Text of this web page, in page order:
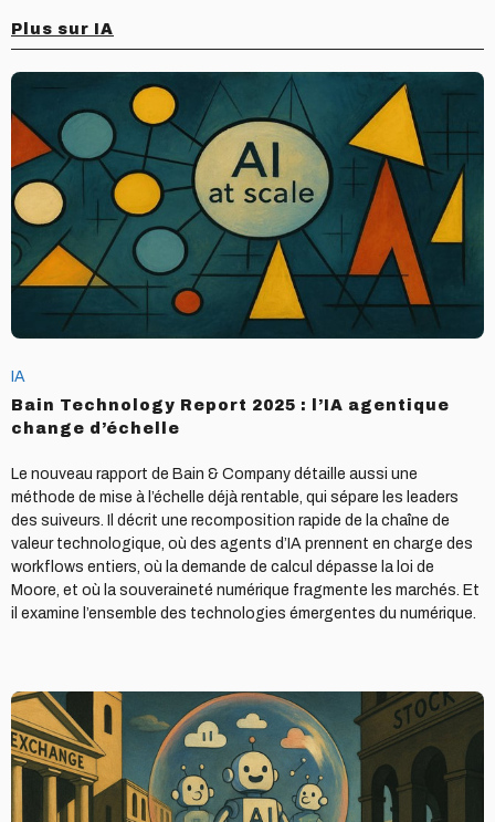
Plus sur IA
Bain
Technology
Report
2025
l’IA
agentique
change
d’échelle
IA
Bain Technology Report 2025 : l’IA agentique
change d’échelle
Le nouveau rapport de Bain & Company détaille aussi une
méthode de mise à l’échelle déjà rentable, qui sépare les leaders
des suiveurs. Il décrit une recomposition rapide de la chaîne de
valeur technologique, où des agents d’IA prennent en charge des
workflows entiers, où la demande de calcul dépasse la loi de
Moore, et où la souveraineté numérique fragmente les marchés. Et
il examine l’ensemble des technologies émergentes du numérique.
Quand
la
bulle
IA
d’exploser